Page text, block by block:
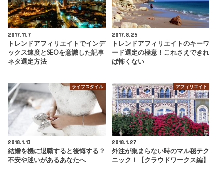
2017.11.7
トレンドアフィリエイトでインデ
ックス速度とSEOを意識した記事
ネタ選定方法
2017.8.25
トレンドアフィリエイトのキーワ
ード選定の極意！これさえできれ
ば怖くない
ライフスタイル
2018.1.13
結婚を機に退職すると後悔する？
不安や迷いがあるあなたへ
アフィリエイト
2018.1.27
外注が集まらない時のマル秘テク
ニック！【クラウドワークス編】